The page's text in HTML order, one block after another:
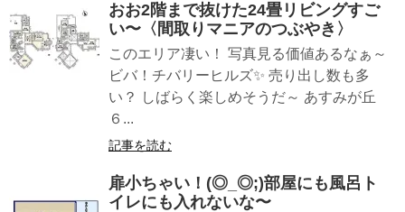
おお2階まで抜けた24畳リビングすご
い〜〈間取りマニアのつぶやき〉
このエリア凄い！ 写真見る価値あるなぁ～
ビバ！チバリーヒルズ✨ 売り出し数も多
い？ しばらく楽しめそうだ～ あすみが丘
６...
記事を読む
扉小ちゃい！(◎_◎;)部屋にも風呂ト
イレにも入れないな〜